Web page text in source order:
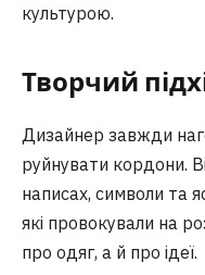
культурою.
Творчий
Дизайнер завжди
руйнувати кордони.
написах, символи та
які провокували на
про одяг, а й про ідеї.